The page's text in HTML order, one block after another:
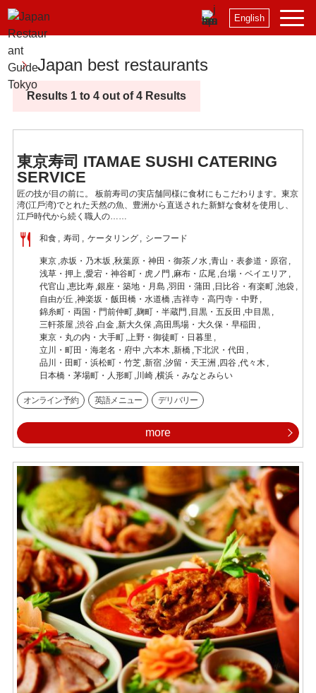
English
Japan best restaurants
Results 1 to 4 out of 4 Results
東京寿司 ITAMAE SUSHI CATERING
SERVICE
匠の技が目の前に。 板前寿司の実店舗同様に食材にもこだわります。東京
湾(江戶湾)でとれた天然の魚、豊洲から直送された新鮮な食材を使用し、
江戶時代から続く職人の……
和食 寿司 ケータリング シーフード
東京 赤坂・乃木坂 秋葉原・神田・御茶ノ水 青山・表参道・原宿
浅草・押上 愛宕・神谷町・虎ノ門 麻布・広尾 台場・ベイエリア
代官山 恵比寿 銀座・築地・月島 羽田・蒲田 日比谷・有楽町 池袋
自由が丘 神楽坂・飯田橋・水道橋 吉祥寺・高円寺・中野
錦糸町・両国・門前仲町 麹町・半蔵門 目黒・五反田 中目黒
三軒茶屋 渋谷 白金 新大久保 高田馬場・大久保・早稲田
東京・丸の内・大手町 上野・御徒町・日暮里
立川・町田・海老名・府中 六本木 新橋 下北沢・代田
品川・田町・浜松町・竹芝 新宿 汐留・天王洲 四谷 代々木
日本橋・茅場町・人形町 川崎 横浜・みなとみらい
オンライン予約 英語メニュー デリバリー
more